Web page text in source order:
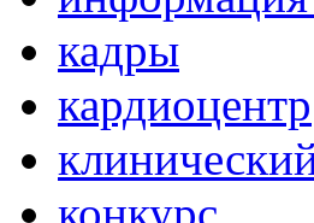
кадры
кардиоцентр
конкурс